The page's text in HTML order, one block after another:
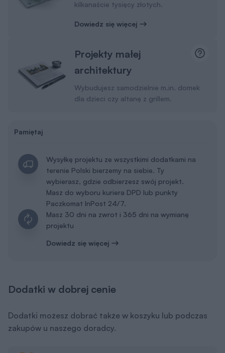
kilkanaście tysięcy złotych.
Dowiedz się więcej
Projekty małej
architektury
Wybudujesz samodzielnie m.in. domek
dla dzieci czy altanę z grillem.
Pamiętaj
Wysyłkę projektu ze wszystkimi dodatkami na
terenie Polski bierzemy na siebie. Ty
wybierasz, gdzie odbierzesz swój projekt.
Masz do wyboru kuriera DPD lub punkty
Paczkomat InPost 24/7.
Masz 30 dni na zwrot i 365 dni na wymianę
projektu
Dowiedz się więcej
Dodatki w dobrej cenie
Dodatki możesz dobrać także w koszyku lub podczas
zakupów u naszego doradcy.